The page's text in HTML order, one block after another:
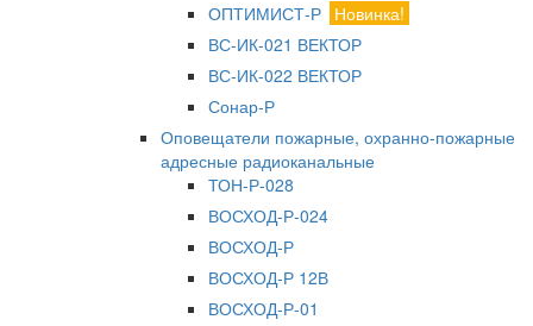
ОПТИМИСТ-Р Новинка!
ВС-ИК-021 ВЕКТОР
ВС-ИК-022 ВЕКТОР
Сонар-Р
Оповещатели пожарные, охранно-пожарные
адресные радиоканальные
ТОН-Р-028
ВОСХОД-Р-024
ВОСХОД-Р
ВОСХОД-Р 12В
ВОСХОД-Р-01